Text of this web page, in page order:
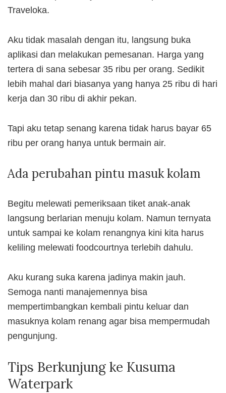
Traveloka.
Aku tidak masalah dengan itu, langsung buka
aplikasi dan melakukan pemesanan. Harga yang
tertera di sana sebesar 35 ribu per orang. Sedikit
lebih mahal dari biasanya yang hanya 25 ribu di hari
kerja dan 30 ribu di akhir pekan.
Tapi aku tetap senang karena tidak harus bayar 65
ribu per orang hanya untuk bermain air.
Ada perubahan pintu masuk kolam
Begitu melewati pemeriksaan tiket anak-anak
langsung berlarian menuju kolam. Namun ternyata
untuk sampai ke kolam renangnya kini kita harus
keliling melewati foodcourtnya terlebih dahulu.
Aku kurang suka karena jadinya makin jauh.
Semoga nanti manajemennya bisa
mempertimbangkan kembali pintu keluar dan
masuknya kolam renang agar bisa mempermudah
pengunjung.
Tips Berkunjung ke Kusuma
Waterpark